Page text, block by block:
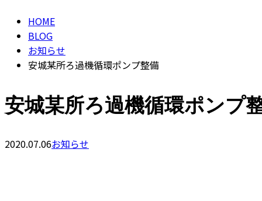
HOME
BLOG
お知らせ
安城某所ろ過機循環ポンプ整備
安城某所ろ過機循環ポンプ
2020.07.06お知らせ